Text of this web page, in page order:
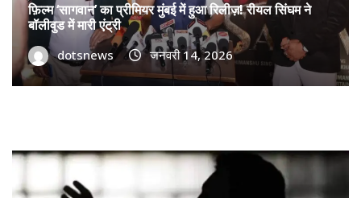
फ़िल्म ‘सागवान’ का प्रीमियर मुंबई में हुआ रिलीज़! रीयल सिंघम ने
बॉलीवुड में मारी एंट्री
dotsnews जनवरी 14, 2026